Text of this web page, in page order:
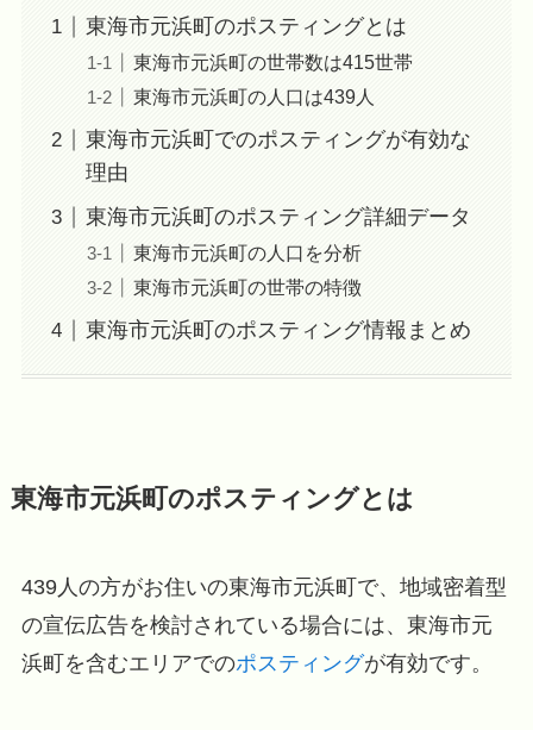
東海市元浜町のポスティングとは
東海市元浜町の世帯数は415世帯
東海市元浜町の人口は439人
東海市元浜町でのポスティングが有効な
理由
東海市元浜町のポスティング詳細データ
東海市元浜町の人口を分析
東海市元浜町の世帯の特徴
東海市元浜町のポスティング情報まとめ
東海市元浜町のポスティングとは
439人の方がお住いの東海市元浜町で、地域密着型
の宣伝広告を検討されている場合には、東海市元
浜町を含むエリアでのポスティングが有効です。